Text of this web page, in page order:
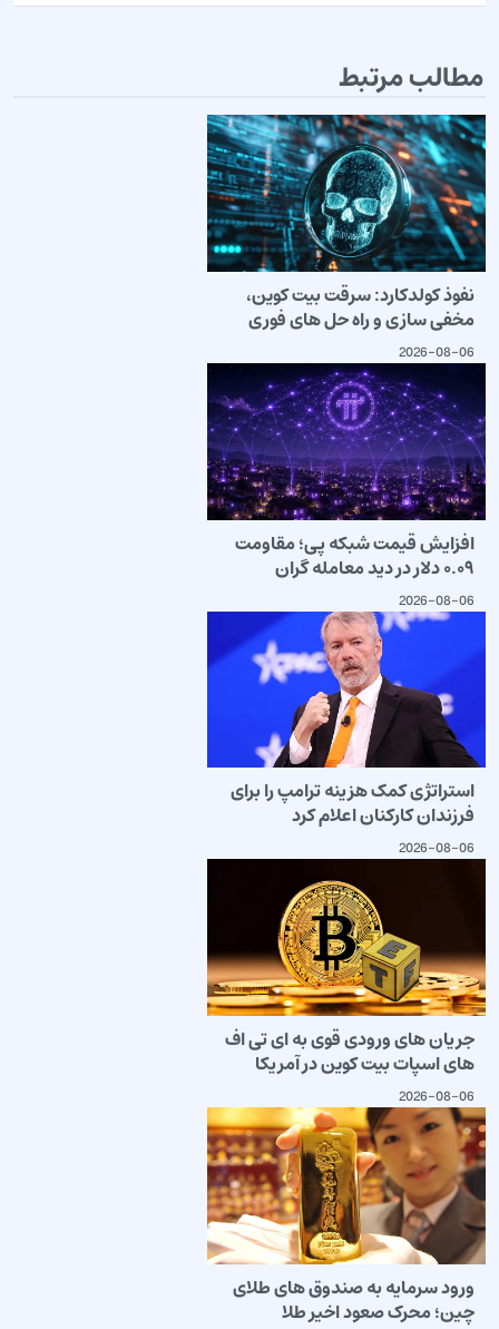
مطالب مرتبط
نفوذ کولدکارد: سرقت بیت کوین،
مخفی سازی و راه حل های فوری
2026-08-06
افزایش قیمت شبکه پی؛ مقاومت
۰.۰۹ دلار در دید معامله گران
2026-08-06
استراتژی کمک هزینه ترامپ را برای
فرزندان کارکنان اعلام کرد
2026-08-06
جریان های ورودی قوی به ای تی اف
های اسپات بیت کوین در آمریکا
2026-08-06
ورود سرمایه به صندوق های طلای
چین؛ محرک صعود اخیر طلا